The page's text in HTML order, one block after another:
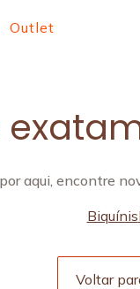
Outlet
aqui, encontre
Biquínis
Voltar